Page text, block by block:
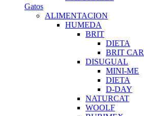
Gatos
ALIMENTACION
HUMEDA
BRIT
DIETA
BRIT
DISUGUAL
MINI-ME
DIETA
D-DAY
NATURCAT
WOOLF